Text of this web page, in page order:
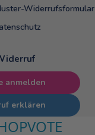
Widerrufsformular
anmelden
erklären